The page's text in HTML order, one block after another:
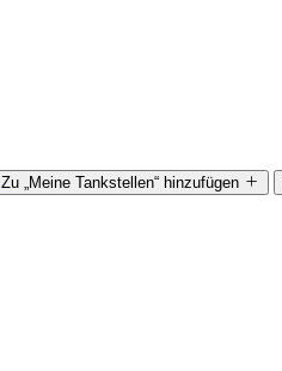
Zu „Meine Tankstellen“ hinzufügen